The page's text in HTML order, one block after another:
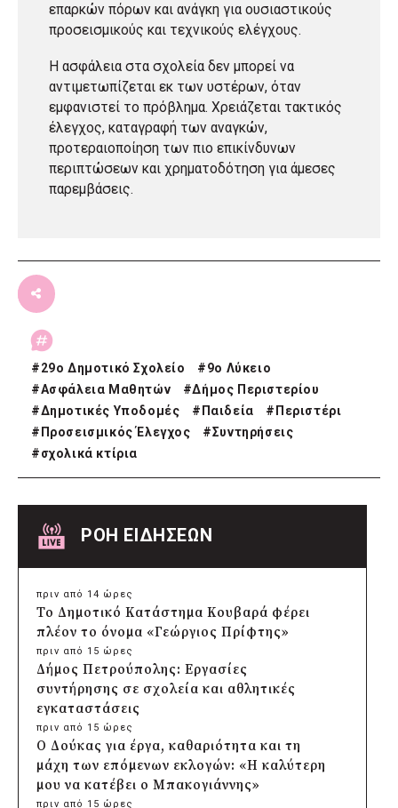
επαρκών πόρων και ανάγκη για ουσιαστικούς
προσεισμικούς και τεχνικούς ελέγχους.
Η ασφάλεια στα σχολεία δεν μπορεί να
αντιμετωπίζεται εκ των υστέρων, όταν
εμφανιστεί το πρόβλημα. Χρειάζεται τακτικός
έλεγχος, καταγραφή των αναγκών,
προτεραιοποίηση των πιο επικίνδυνων
περιπτώσεων και χρηματοδότηση για άμεσες
παρεμβάσεις.
#29ο Δημοτικό Σχολείο #9ο Λύκειο
#Ασφάλεια Μαθητών #Δήμος Περιστερίου
#Δημοτικές Υποδομές # Παιδεία # Περιστέρι
# Προσεισμικός Έλεγχος #Συντηρήσεις
#σχολικά κτίρια
ΡΟΗ ΕΙΔΗΣΕΩΝ
πριν από 14 ώρες
Το Δημοτικό Κατάστημα Κουβαρά φέρει
πλέον το όνομα «Γεώργιος Πρίφτης»
πριν από 15 ώρες
Δήμος Πετρούπολης: Εργασίες
συντήρησης σε σχολεία και αθλητικές
εγκαταστάσεις
πριν από 15 ώρες
Ο Δούκας για έργα, καθαριότητα και τη
μάχη των επόμενων εκλογών: «Η καλύτερη
μου να κατέβει ο Μπακογιάννης»
πριν από 15 ώρες